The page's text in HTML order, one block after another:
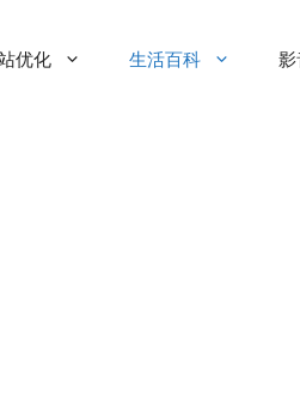
优化 生活百科